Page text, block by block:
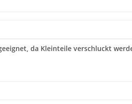
da Kleinteile verschluckt